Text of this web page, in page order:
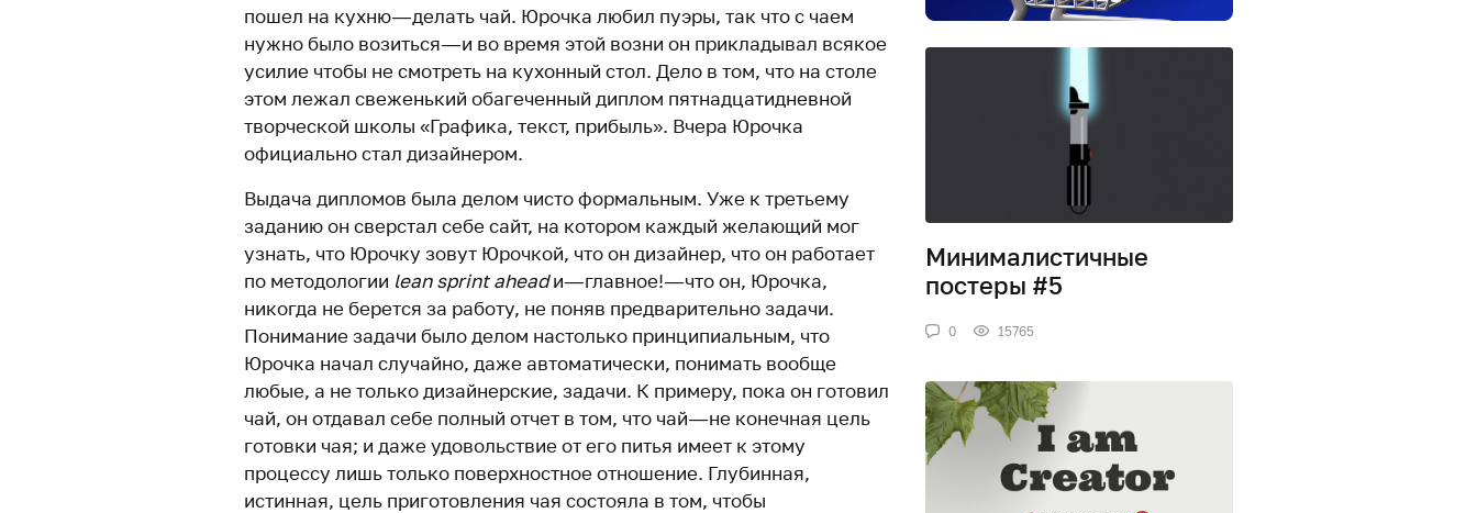
пошел на кухню — делать чай. Юрочка любил пуэры, так что с чаем
нужно было возиться — и во время этой возни он прикладывал всякое
усилие чтобы не смотреть на кухонный стол. Дело в том, что на столе
этом лежал свеженький обагеченный диплом пятнадцатидневной
творческой школы «Графика, текст, прибыль». Вчера Юрочка
официально стал дизайнером.
Выдача дипломов была делом чисто формальным. Уже к третьему
заданию он сверстал себе сайт, на котором каждый желающий мог
узнать, что Юрочку зовут Юрочкой, что он дизайнер, что он работает
по методологии lean sprint aheadи — главное! — что он, Юрочка,
никогда не берется за работу, не поняв предварительно задачи.
Понимание задачи было делом настолько принципиальным, что
Юрочка начал случайно, даже автоматически, понимать вообще
любые, а не только дизайнерские, задачи. К примеру, пока он готовил
чай, он отдавал себе полный отчет в том, что чай — не конечная цель
готовки чая; и даже удовольствие от его питья имеет к этому
процессу лишь только поверхностное отношение. Глубинная,
истинная, цель приготовления чая состояла в том, чтобы
Минималистичные
постеры #5
0 15765